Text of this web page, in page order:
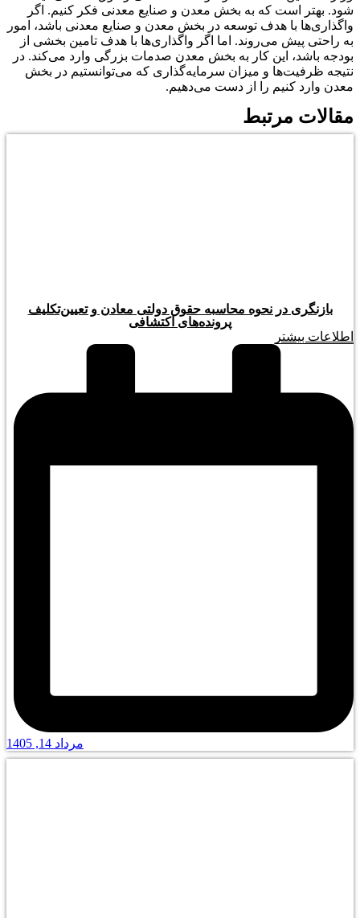
شود. بهتر است که به بخش معدن و صنایع معدنی فکر کنیم. اگر
واگذاری‌ها با هدف توسعه در بخش معدن و صنایع معدنی باشد، امور
به راحتی پیش می‌روند. اما اگر واگذاری‌ها با هدف تامین بخشی از
بودجه باشد، این کار به بخش معدن صدمات بزرگی وارد می‌کند. در
نتیجه ظرفیت‌ها و میزان سرمایه‌گذاری که می‌توانستیم در بخش
معدن وارد کنیم را از دست می‌دهیم.
مقالات مرتبط
بازنگری در نحوه محاسبه حقوق دولتی معادن و تعیین‌تکلیف
پرونده‌های اکتشافی
اطلاعات بیشتر
مرداد 14, 1405